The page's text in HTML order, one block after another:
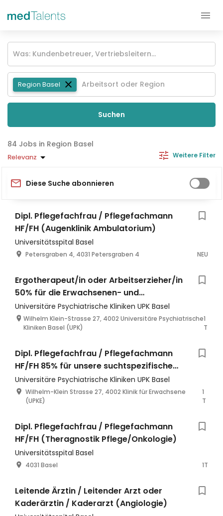
Region Basel
Suchen
Jobs in Region Basel
Relevanz Weitere Filter
Diese Suche abonnieren
Dipl. Pflegefachfrau / Pflegefachmann
HF/FH (Augenklinik Ambulatorium)
Universitätsspital Basel
Petersgraben 4, 4031 Petersgraben 4 NEU
Ergotherapeut/in oder Arbeitserzieher/in
50% für die Erwachsenen- und
Jugendforensik
Universitäre Psychiatrische Kliniken UPK Basel
Wilhelm Klein-Strasse 27, 4002 Universitäre Psychiatrische
Kliniken Basel (UPK)
1
T
Dipl. Pflegefachfrau / Pflegefachmann
HF/FH 85% für unsere suchtspezifische
stationäre Akutabteilung
Universitäre Psychiatrische Kliniken UPK Basel
Wilhelm-Klein Strasse 27, 4002 Klinik für Erwachsene
(UPKE)
1
T
Dipl. Pflegefachfrau / Pflegefachmann
HF/FH (Theragnostik Pflege/Onkologie)
Universitätsspital Basel
4031 Basel 1T
Leitende Ärztin / Leitender Arzt oder
Kaderärztin / Kaderarzt (Angiologie)